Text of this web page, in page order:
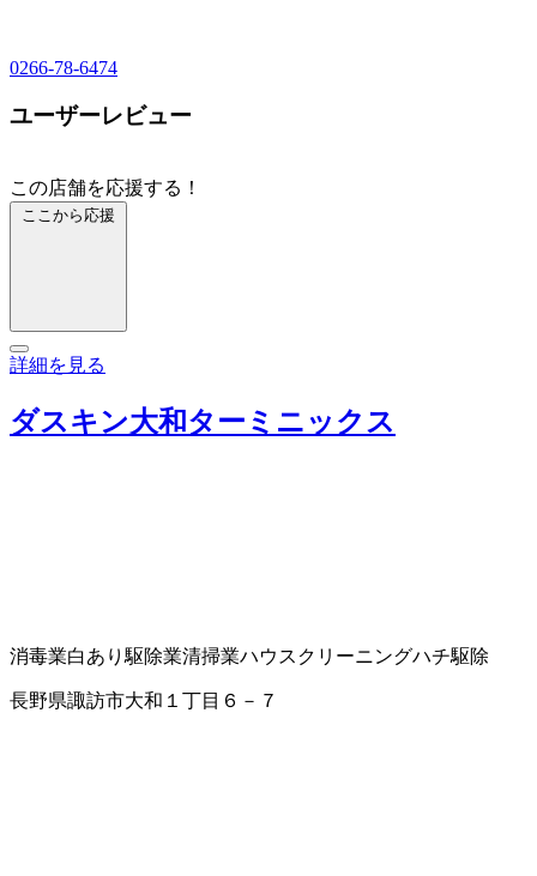
0266-78-6474
ユーザーレビュー
この店舗を応援する！
ここから応援
詳細を見る
ダスキン大和ターミニックス
消毒業白あり駆除業清掃業ハウスクリーニングハチ駆除
長野県諏訪市大和１丁目６－７